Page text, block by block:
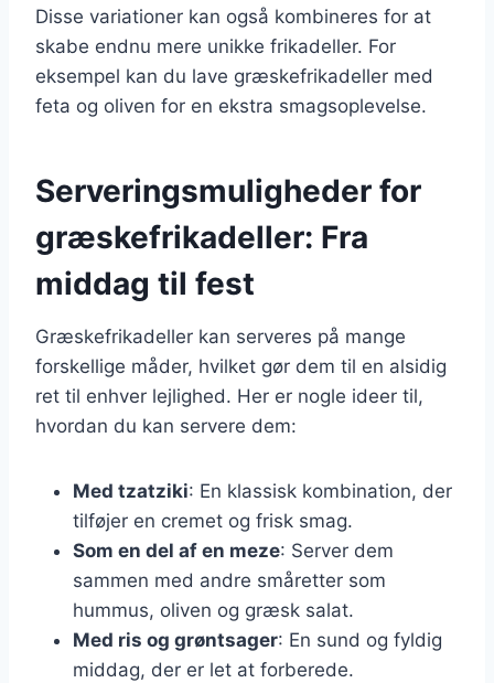
Disse variationer kan også kombineres for at
skabe endnu mere unikke frikadeller. For
eksempel kan du lave græskefrikadeller med
feta og oliven for en ekstra smagsoplevelse.
Serveringsmuligheder for
græskefrikadeller: Fra
middag til fest
Græskefrikadeller kan serveres på mange
forskellige måder, hvilket gør dem til en alsidig
ret til enhver lejlighed. Her er nogle ideer til,
hvordan du kan servere dem:
Med tzatziki: En klassisk kombination, der
tilføjer en cremet og frisk smag.
Som en del af en meze: Server dem
sammen med andre småretter som
hummus, oliven og græsk salat.
Med ris og grøntsager: En sund og fyldig
middag, der er let at forberede.